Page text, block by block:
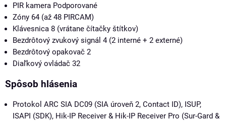
PIR kamera Podporované
Zóny 64 (až 48 PIRCAM)
Klávesnica 8 (vrátane čítačky štítkov)
Bezdrôtový zvukový signál 4 (2 interné + 2 externé)
Bezdrôtový opakovač 2
Diaľkový ovládač 32
Spôsob hlásenia
Protokol ARC SIA DC09 (SIA úroveň 2, Contact ID), ISUP,
ISAPI (SDK), Hik-IP Receiver & Hik-IP Receiver Pro (Sur-Gard &